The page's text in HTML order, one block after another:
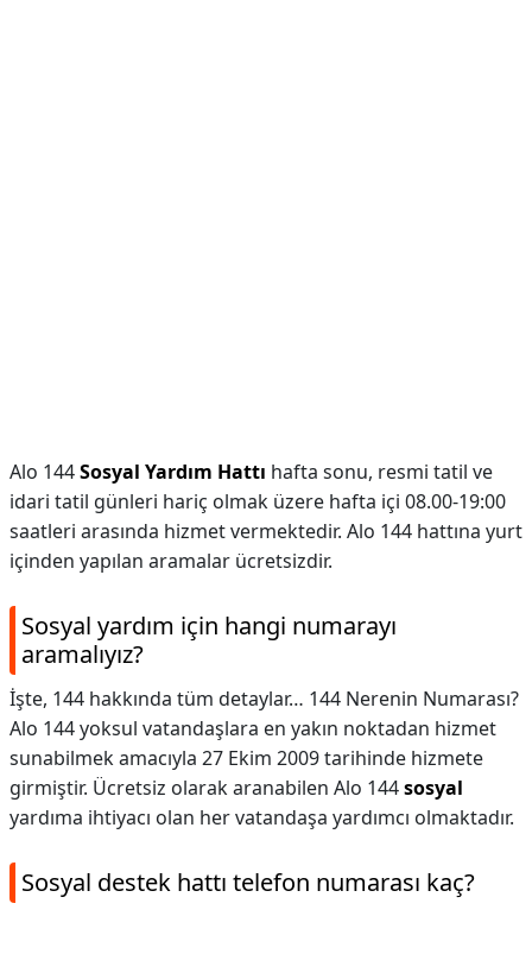
Alo 144Sosyal Yardım Hattı hafta sonu, resmi tatil ve
idari tatil günleri hariç olmak üzere hafta içi 08.00-19:00
saatleri arasında hizmet vermektedir. Alo 144 hattına yurt
içinden yapılan aramalar ücretsizdir.
Sosyal yardım için hangi numarayı
aramalıyız?
İşte, 144 hakkında tüm detaylar… 144 Nerenin Numarası?
Alo 144 yoksul vatandaşlara en yakın noktadan hizmet
sunabilmek amacıyla 27 Ekim 2009 tarihinde hizmete
girmiştir. Ücretsiz olarak aranabilen Alo 144sosyal
yardıma ihtiyacı olan her vatandaşa yardımcı olmaktadır.
Sosyal destek hattı telefon numarası kaç?